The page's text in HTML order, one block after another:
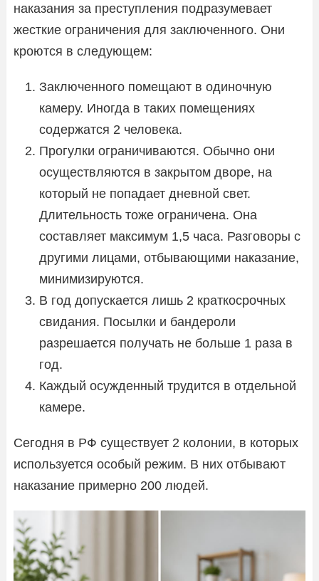
наказания за преступления подразумевает
жесткие ограничения для заключенного. Они
кроются в следующем:
Заключенного помещают в одиночную
камеру. Иногда в таких помещениях
содержатся 2 человека.
Прогулки ограничиваются. Обычно они
осуществляются в закрытом дворе, на
который не попадает дневной свет.
Длительность тоже ограничена. Она
составляет максимум 1,5 часа. Разговоры с
другими лицами, отбывающими наказание,
минимизируются.
В год допускается лишь 2 краткосрочных
свидания. Посылки и бандероли
разрешается получать не больше 1 раза в
год.
Каждый осужденный трудится в отдельной
камере.
Сегодня в РФ существует 2 колонии, в которых
используется особый режим. В них отбывают
наказание примерно 200 людей.